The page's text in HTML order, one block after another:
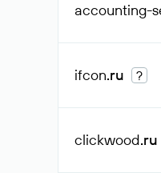
accounting-
ifcon.ru ?
clickwood.ru